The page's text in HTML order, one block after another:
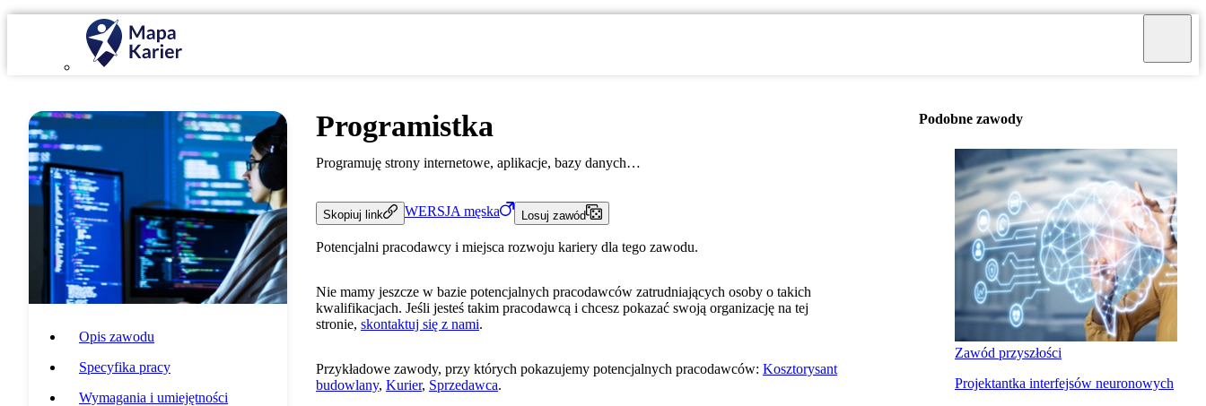
Opis zawodu
Specyfika pracy
Wymagania i umiejętności
Programistka
Programuję strony internetowe, aplikacje, bazy danych…
Skopiuj link WERSJA męska Losuj zawód
Potencjalni pracodawcy i miejsca rozwoju kariery dla tego zawodu.
Nie mamy jeszcze w bazie potencjalnych pracodawców zatrudniających osoby o takich
kwalifikacjach. Jeśli jesteś takim pracodawcą i chcesz pokazać swoją organizację na tej
stronie, skontaktuj się z nami.
Przykładowe zawody, przy których pokazujemy potencjalnych pracodawców: Kosztorysant
budowlany, Kurier, Sprzedawca.
Podobne zawody
Zawód przyszłości
Projektantka interfejsów neuronowych